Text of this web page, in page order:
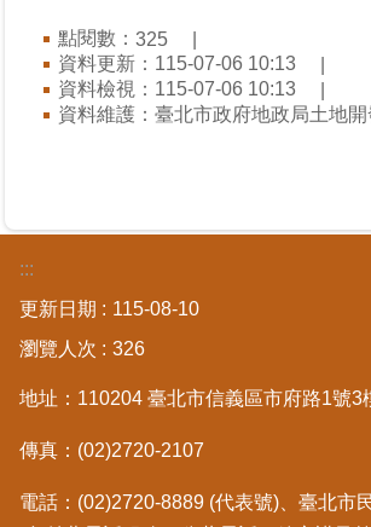
綜
合
資
門
鍵
字
都
地
資
平
點閱數： 325
資料更新：115-07-06 10:13
資料檢視：115-07-06 10:13
資料維護：臺北市政府地政局土地開
:::
更新日期
115-08-10
瀏覽人次
326
地址：110204 臺北市信義區市府路1號3
傳真：(02)2720-2107
電話：(02)2720-8889 (代表號)、臺北市